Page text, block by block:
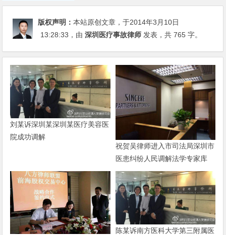
版权声明：本站原创文章，于2014年3月10日
13:28:33 ，由深圳医疗事故律师 发表，共 765 字。
刘某诉深圳某深圳某医疗美容医
院成功调解
祝贺吴律师进入市司法局深圳市
医患纠纷人民调解法学专家库
陈某诉南方医科大学第三附属医